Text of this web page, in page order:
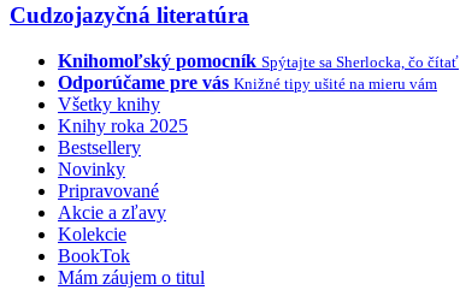
Cudzojazyčná literatúra
Knihomoľský pomocník Spýtajte sa Sherlocka, čo čítať
Odporúčame pre vás Knižné tipy ušité na mieru vám
Všetky knihy
Knihy roka 2025
Bestsellery
Novinky
Pripravované
Akcie a zľavy
Kolekcie
BookTok
Mám záujem o titul